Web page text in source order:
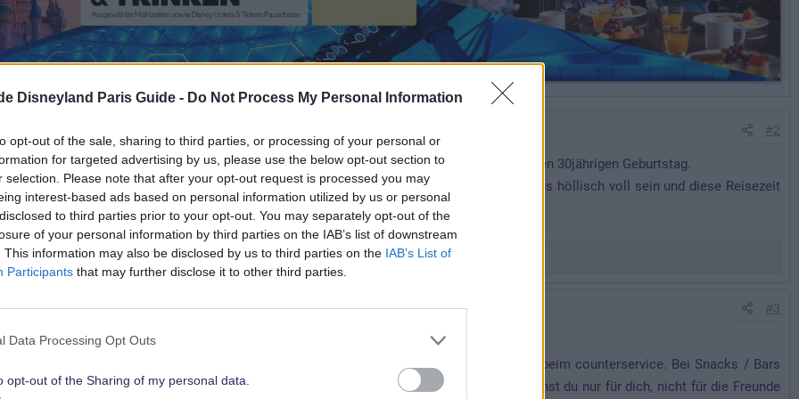
Disneyland Paris Guide - Do Not Process My Personal Information
opt-out of the sale, sharing to third parties, or processing of your personal or
for targeted advertising by us, please use the below opt-out section to
selection. Please note that after your opt-out request is processed you may
interest-based ads based on personal information utilized by us or personal
to third parties prior to your opt-out. You may separately opt-out of the
of your personal information by third parties on the IAB’s list of downstream
This information may also be disclosed by us to third parties on the IAB’s List of
Participants that may further disclose it to other third parties.
Data Processing Opt Outs
opt-out of the Sharing of my personal data.
#2
Da hast du dir das turbulenteste Datum ausgesucht. Am 12.4 .2022 feiert das DLP seinen 30jährigen Geburtstag.
Wenn du zu dieser Zeit buchen willst musst du dich aber beeilen. Auf jeden Fall wird es höllisch voll sein und diese Reisezeit
sicher auch nicht billig.
W
r
u
g
GoofyfanundHaineyo
24 Mai 2021 #3
Hallo, mit der infinity gibt es 10 Freundestickets, aber nur 5 pro Woche.
Die infinity hat keine blockoutdates. Es gibt 15 % auf Mahlzeiten in Restaurants und beim counterservice. Bei Snacks / Bars
und Victorias nicht. Auf das Merchandise gibt es 20 %. Für Feuerwerk und Parade kannst du nur für dich, nicht für die Freunde